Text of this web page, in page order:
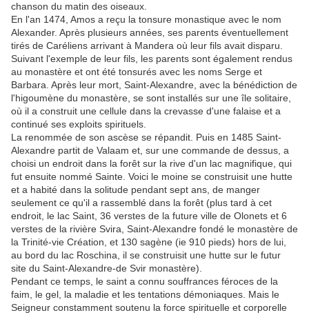
chanson du matin des oiseaux.
En l'an 1474, Amos a reçu la tonsure monastique avec le nom
Alexander. Après plusieurs années, ses parents éventuellement
tirés de Caréliens arrivant à Mandera où leur fils avait disparu.
Suivant l'exemple de leur fils, les parents sont également rendus
au monastère et ont été tonsurés avec les noms Serge et
Barbara. Après leur mort, Saint-Alexandre, avec la bénédiction de
l'higoumène du monastère, se sont installés sur une île solitaire,
où il a construit une cellule dans la crevasse d'une falaise et a
continué ses exploits spirituels.
La renommée de son ascèse se répandit. Puis en 1485 Saint-
Alexandre partit de Valaam et, sur une commande de dessus, a
choisi un endroit dans la forêt sur la rive d'un lac magnifique, qui
fut ensuite nommé Sainte. Voici le moine se construisit une hutte
et a habité dans la solitude pendant sept ans, de manger
seulement ce qu'il a rassemblé dans la forêt (plus tard à cet
endroit, le lac Saint, 36 verstes de la future ville de Olonets et 6
verstes de la rivière Svira, Saint-Alexandre fondé le monastère de
la Trinité-vie Création, et 130 sagène (ie 910 pieds) hors de lui,
au bord du lac Roschina, il se construisit une hutte sur le futur
site du Saint-Alexandre-de Svir monastère).
Pendant ce temps, le saint a connu souffrances féroces de la
faim, le gel, la maladie et les tentations démoniaques. Mais le
Seigneur constamment soutenu la force spirituelle et corporelle